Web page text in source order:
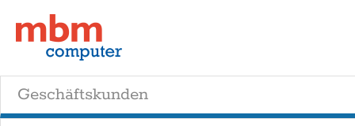
Geschäftskunden